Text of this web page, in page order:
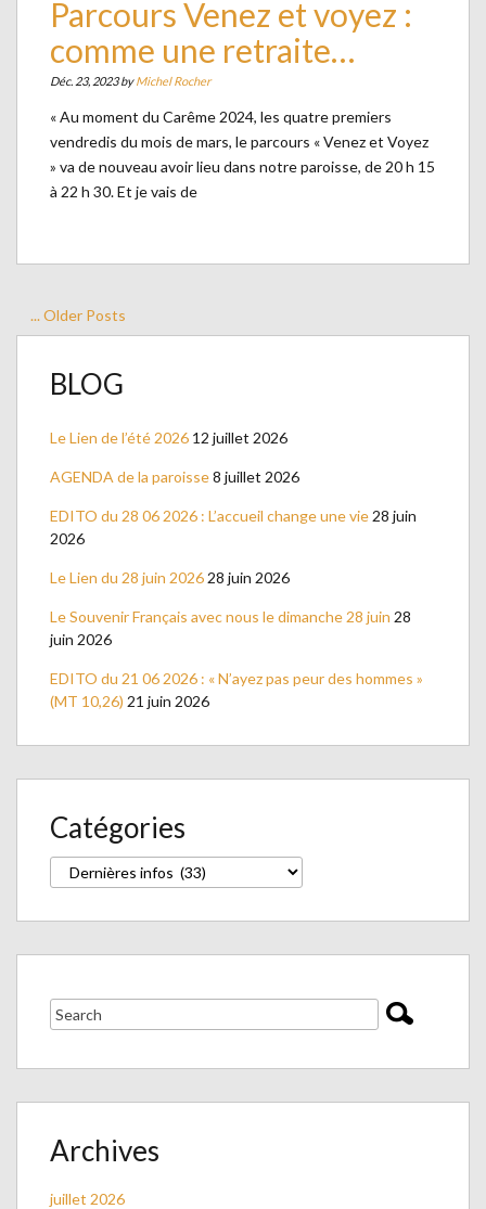
Parcours Venez et voyez :
comme une retraite…
Déc. 23, 2023 byMichel Rocher
« Au moment du Carême 2024, les quatre premiers
vendredis du mois de mars, le parcours « Venez et Voyez
» va de nouveau avoir lieu dans notre paroisse, de 20 h 15
à 22 h 30. Et je vais de
... Older Posts
BLOG
Le Lien de l’été 2026 12 juillet 2026
AGENDA de la paroisse8 juillet 2026
EDITO du 28 06 2026 : L’accueil change une vie 28 juin
2026
Le Lien du 28 juin 2026 28 juin 2026
Le Souvenir Français avec nous le dimanche 28 juin 28
juin 2026
EDITO du 21 06 2026 : « N’ayez pas peur des hommes »
(MT 10,26) 21 juin 2026
Catégories
Catégories
Archives
juillet 2026